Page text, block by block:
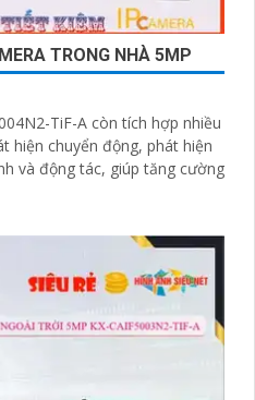
TRONG NHÀ 5MP
TiF-A còn tích hợp nhiều
hiện chuyển động, phát hiện
và động tác, giúp tăng cường